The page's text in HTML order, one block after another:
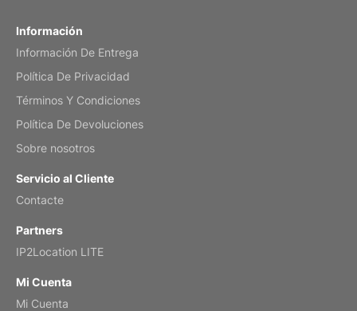
by Anne
Información
Información De Entrega
Política De Privacidad
Términos Y Condiciones
Política De Devoluciones
Sobre nosotros
Servicio al Cliente
Contacte
Partners
IP2Location LITE
Mi Cuenta
Mi Cuenta